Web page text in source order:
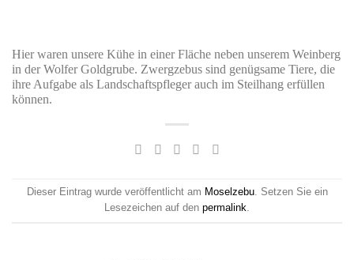
Hier waren unsere Kühe in einer Fläche neben unserem Weinberg
in der Wolfer Goldgrube. Zwergzebus sind genügsame Tiere, die
ihre Aufgabe als Landschaftspfleger auch im Steilhang erfüllen
können.
Dieser Eintrag wurde veröffentlicht am Moselzebu. Setzen Sie ein
Lesezeichen auf den permalink.